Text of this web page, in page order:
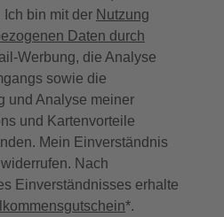
Ich bin mit der Nutzung
Daten durch
Werbung, die Analyse
sowie die
und Analyse meiner
und Kartenvorteile
Mein Einverständnis
Nach
Einverständnisses erhalte
*.